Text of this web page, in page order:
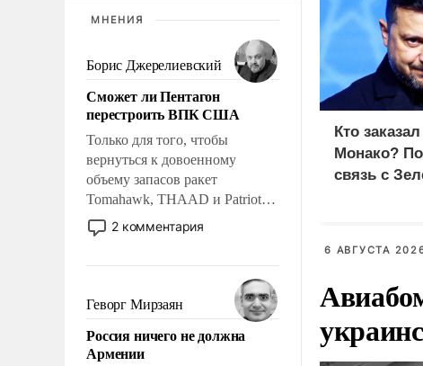
МНЕНИЯ
Борис Джерелиевский
Сможет ли Пентагон
перестроить ВПК США
Только для того, чтобы
вернуться к довоенному
объему запасов ракет
Tomahawk, THAAD и Patriot
США потребуется более трех
лет. Даже небольшая война с
Сложившаяся ситуация
означает многолетний период
уязвимости США, например,
перед Китаем.
2 комментария
Геворг Мирзаян
Россия ничего не должна
Армении
Кто
Монако?
связь с
6 АВГУСТА